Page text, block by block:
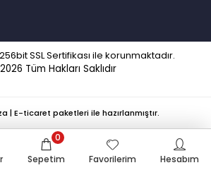
SSL Sertifikası ile korunmaktadır.
Tüm Hakları Saklıdır
Sepetim
0
Favorilerim
Hesabım
| E-ticaret paketleri ile hazırlanmıştır.